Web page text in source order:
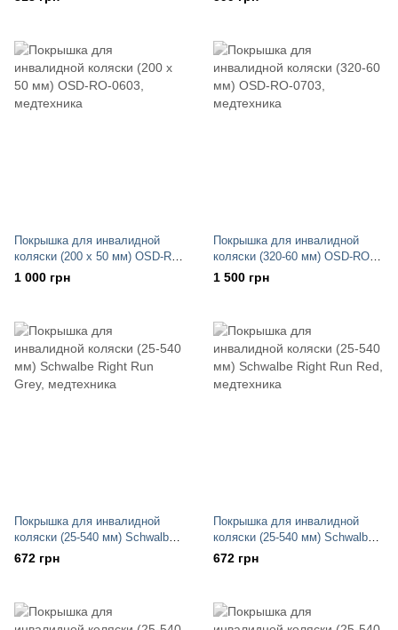
Покрышка для инвалидной
коляски (200 х 50 мм) OSD-RO-
0603
1 000 грн
Покрышка для инвалидной
коляски (320-60 мм) OSD-RO-
0703
1 500 грн
Покрышка для инвалидной
коляски (25-540 мм) Schwalbe
Right Run Grey
672 грн
Покрышка для инвалидной
коляски (25-540 мм) Schwalbe
Right Run Red
672 грн